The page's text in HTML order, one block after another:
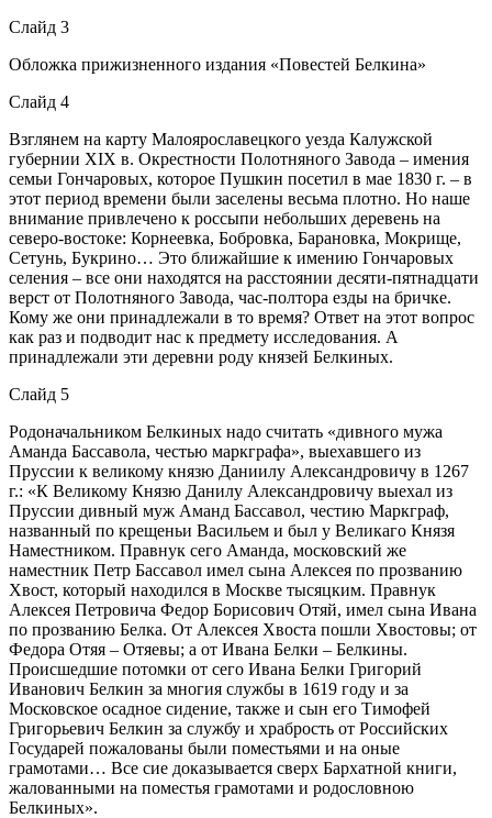
Слайд 3
Обложка прижизненного издания «Повестей Белкина»
Слайд 4
Взглянем на карту Малоярославецкого уезда Калужской
губернии XIX в. Окрестности Полотняного Завода – имения
семьи Гончаровых, которое Пушкин посетил в мае 1830 г. – в
этот период времени были заселены весьма плотно. Но наше
внимание привлечено к россыпи небольших деревень на
северо-востоке: Корнеевка, Бобровка, Барановка, Мокрище,
Сетунь, Букрино… Это ближайшие к имению Гончаровых
селения – все они находятся на расстоянии десяти-пятнадцати
верст от Полотняного Завода, час-полтора езды на бричке.
Кому же они принадлежали в то время? Ответ на этот вопрос
как раз и подводит нас к предмету исследования. А
принадлежали эти деревни роду князей Белкиных.
Слайд 5
Родоначальником Белкиных надо считать «дивного мужа
Аманда Бассавола, честью маркграфа», выехавшего из
Пруссии к великому князю Даниилу Александровичу в 1267
г.: «К Великому Князю Данилу Александровичу выехал из
Пруссии дивный муж Аманд Бассавол, честию Маркграф,
названный по крещеньи Васильем и был у Великаго Князя
Наместником. Правнук сего Аманда, московский же
наместник Петр Бассавол имел сына Алексея по прозванию
Хвост, который находился в Москве тысяцким. Правнук
Алексея Петровича Федор Борисович Отяй, имел сына Ивана
по прозванию Белка. От Алексея Хвоста пошли Хвостовы; от
Федора Отяя – Отяевы; а от Ивана Белки – Белкины.
Происшедшие потомки от сего Ивана Белки Григорий
Иванович Белкин за многия службы в 1619 году и за
Московское осадное сидение, также и сын его Тимофей
Григорьевич Белкин за службу и храбрость от Российских
Государей пожалованы были поместьями и на оные
грамотами… Все сие доказывается сверх Бархатной книги,
жалованными на поместья грамотами и родословною
Белкиных».